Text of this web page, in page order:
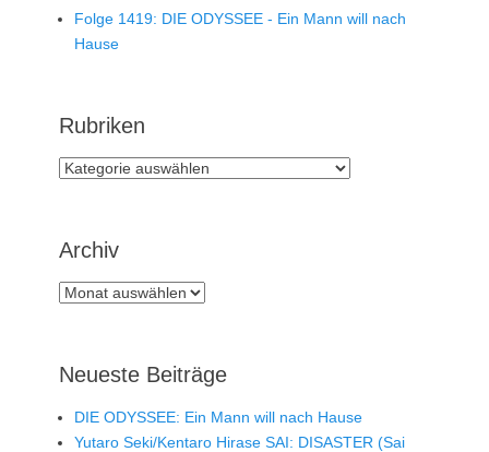
Folge 1419: DIE ODYSSEE - Ein Mann will nach
Hause
Rubriken
Rubriken
Archiv
Archiv
Neueste Beiträge
DIE ODYSSEE: Ein Mann will nach Hause
Yutaro Seki/Kentaro Hirase SAI: DISASTER (Sai